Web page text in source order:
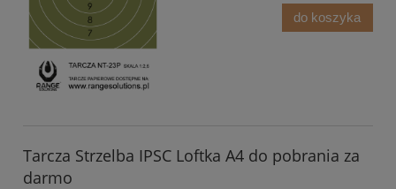
do koszyka
Tarcza Strzelba IPSC Loftka A4 do pobrania za
darmo